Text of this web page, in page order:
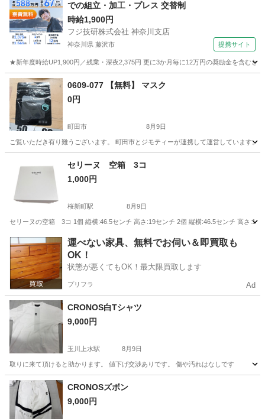
での組立・加工・プレス 交替制
時給1,900円
フジ技研株式会社 神奈川支店
神奈川県 藤沢市 提携サイト
★新年度時給UP1,900円／残業・深夜2,375円 更に3か月毎に12万円の奨励金を含む
神奈川 藤沢市 0609-077 【無料】 マスク
0円
町田市 8月9日
ご覧いただき有り難うございます。 町田市とジモティーが連携して運営していま
小物 リユース
セリーヌ 空箱 3コ
1,000円
桜新町駅 8月9日
セリーヌの空箱 3コ 1個 縦横:46.5センチ 高さ:19センチ 2個 縦横:46.5センチ 高さ:13
東京 世田谷区 桜新町駅 その他
運べない家具、無料でお伺い＆即買取も
OK！
状態が悪くてもOK！最大限買取します
プリフラ Ad
CRONOS白Tシャツ
9,000円
玉川上水駅 8月9日
取りに来て頂けると助かります。 値下げ交渉ありです。 傷や汚れはなしです
東京 立川市
CRONOSズボン
9,000円